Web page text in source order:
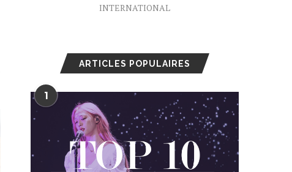
INTERNATIONAL
ARTICLES POPULAIRES
1